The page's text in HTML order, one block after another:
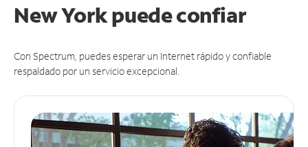
New York puedeconfiar
Con Spectrum, puedes esperar un Internet rápido y confiable
respaldado por un servicio excepcional.